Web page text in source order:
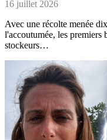
16 juillet 2026
Avec une récolte menée
l'accoutumée, les premiers
stockeurs…